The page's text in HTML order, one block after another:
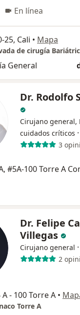
En línea
25, Cali • Mapa
General
Dr. Rodolfo
Cirujano general,
cuidados críticos ·
3
Dr. Felipe
Villegas
Cirujano general ·
2
- 100 Torre A •
Torre A